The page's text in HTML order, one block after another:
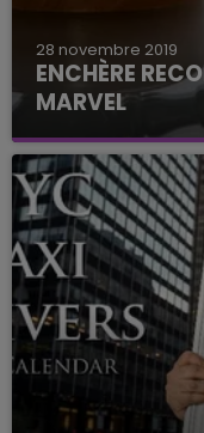
28 novembre 2019
ENCHÈRE
MARVEL